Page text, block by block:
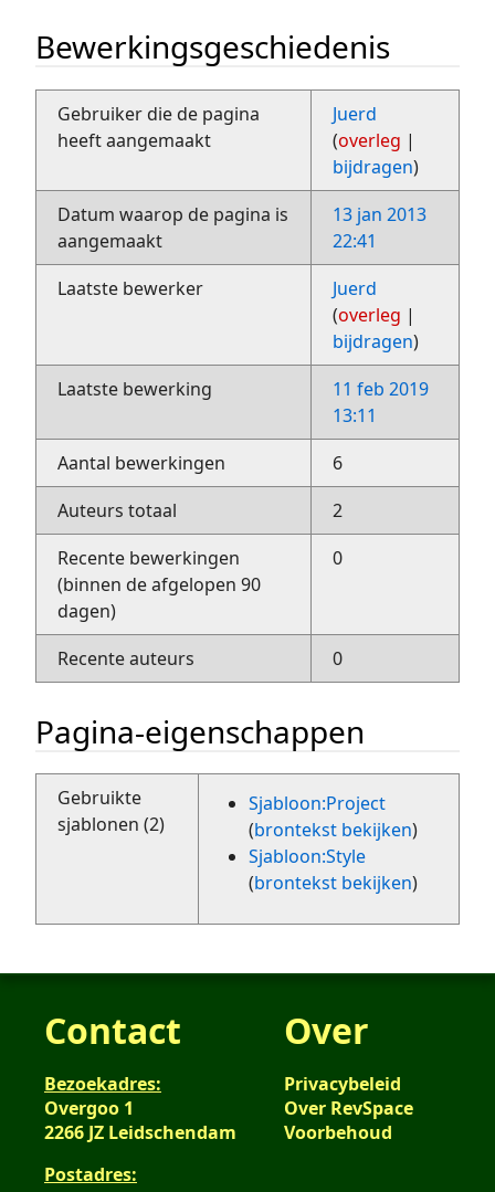
Bewerkingsgeschiedenis
Gebruiker die de pagina
heeft aangemaakt
Juerd
(overleg |
bijdragen)
Datum waarop de pagina is
aangemaakt
13 jan 2013
22:41
Laatste bewerker
Juerd
(overleg |
bijdragen)
Laatste bewerking
11 feb 2019
13:11
Aantal bewerkingen
6
Auteurs totaal
2
Recente bewerkingen
(binnen de afgelopen 90
dagen)
0
Recente auteurs 0
Pagina-eigenschappen
Gebruikte
sjablonen (2)
Sjabloon:Project
(brontekst bekijken)
Sjabloon:Style
(brontekst bekijken)
Contact
Bezoekadres:
Overgoo 1
2266 JZ Leidschendam
Postadres:
Over
Privacybeleid
Over RevSpace
Voorbehoud